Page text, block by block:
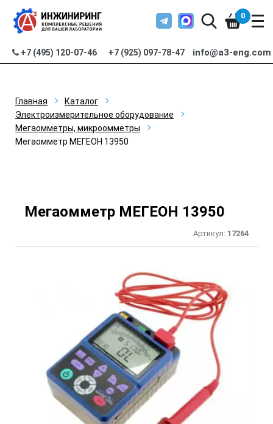
+7 (495) 120-07-46 +7 (925) 097-78-47 info@a3-eng.com
0
Главная
Каталог
Электроизмерительное оборудование
Мегаомметры, микроомметры
Мегаомметр МЕГЕОН 13950
Мегаомметр МЕГЕОН 13950
Артикул: 17264